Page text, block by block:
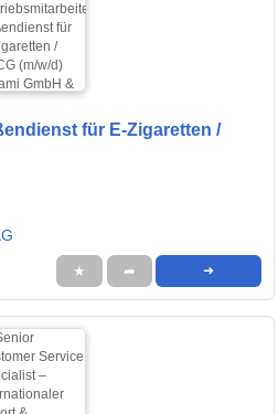
für E-Zigaretten /
★ ➦ ➜